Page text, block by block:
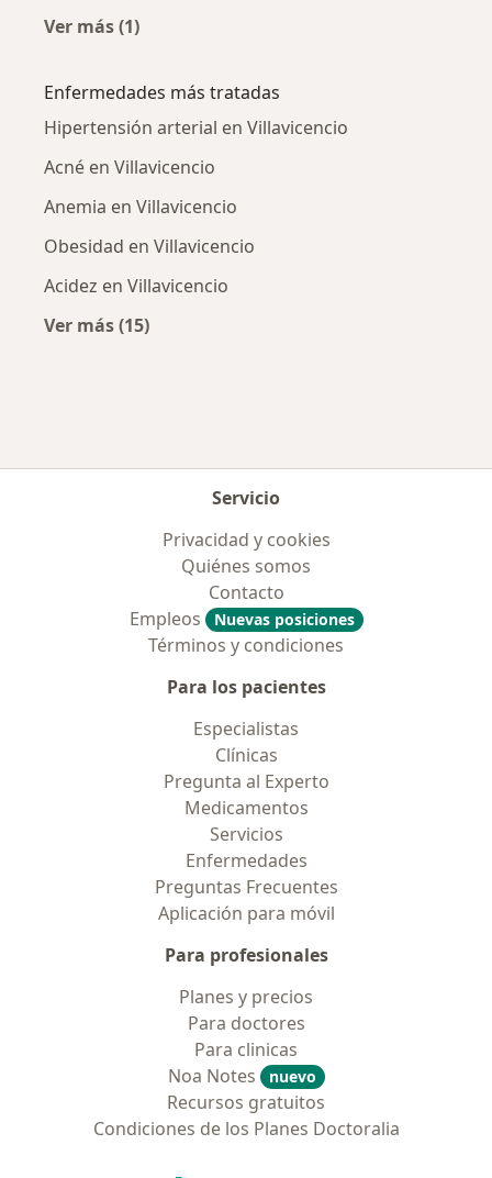
Ver más (1)
Enfermedades más tratadas
Hipertensión arterial en Villavicencio
Acné en Villavicencio
Anemia en Villavicencio
Obesidad en Villavicencio
Acidez en Villavicencio
Ver más (15)
Servicio
Privacidad y cookies
Quiénes somos
Contacto
Empleos
Nuevas posiciones
Términos y condiciones
Para los pacientes
Especialistas
Clínicas
Pregunta al Experto
Medicamentos
Servicios
Enfermedades
Preguntas Frecuentes
Aplicación para móvil
Para profesionales
Planes y precios
Para doctores
Para clinicas
Noa Notes
nuevo
Recursos gratuitos
Condiciones de los Planes Doctoralia